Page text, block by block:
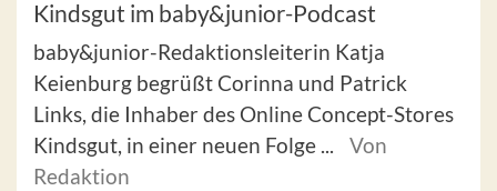
Kindsgut im baby&junior-Podcast
baby&junior-Redaktionsleiterin Katja
Keienburg begrüßt Corinna und Patrick
Links, die Inhaber des Online Concept-Stores
Kindsgut, in einer neuen Folge ...
Von
Redaktion